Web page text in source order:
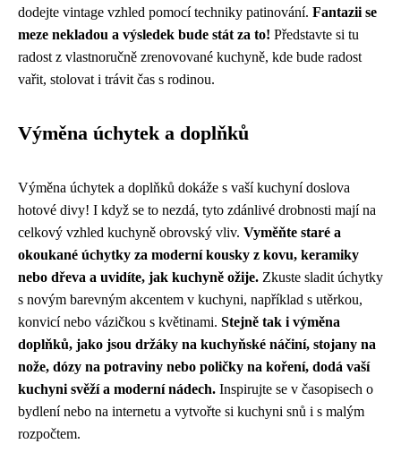
dodejte vintage vzhled pomocí techniky patinování. Fantazii se
meze nekladou a výsledek bude stát za to! Představte si tu
radost z vlastnoručně zrenovované kuchyně, kde bude radost
vařit, stolovat i trávit čas s rodinou.
Výměna úchytek a doplňků
Výměna úchytek a doplňků dokáže s vaší kuchyní doslova
hotové divy! I když se to nezdá, tyto zdánlivé drobnosti mají na
celkový vzhled kuchyně obrovský vliv. Vyměňte staré a
okoukané úchytky za moderní kousky z kovu, keramiky
nebo dřeva a uvidíte, jak kuchyně ožije. Zkuste sladit úchytky
s novým barevným akcentem v kuchyni, například s utěrkou,
konvicí nebo vázičkou s květinami. Stejně tak i výměna
doplňků, jako jsou držáky na kuchyňské náčiní, stojany na
nože, dózy na potraviny nebo poličky na koření, dodá vaší
kuchyni svěží a moderní nádech. Inspirujte se v časopisech o
bydlení nebo na internetu a vytvořte si kuchyni snů i s malým
rozpočtem.